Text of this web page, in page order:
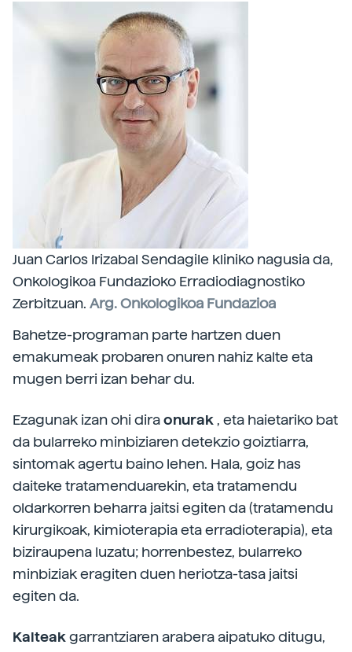
Juan Carlos Irizabal Sendagile kliniko nagusia da,
Onkologikoa Fundazioko Erradiodiagnostiko
Zerbitzuan. Arg. Onkologikoa Fundazioa
Bahetze-programan parte hartzen duen
emakumeak probaren onuren nahiz kalte eta
mugen berri izan behar du.
Ezagunak izan ohi diraonurak , eta haietariko bat
da bularreko minbiziaren detekzio goiztiarra,
sintomak agertu baino lehen. Hala, goiz has
daiteke tratamenduarekin, eta tratamendu
oldarkorren beharra jaitsi egiten da (tratamendu
kirurgikoak, kimioterapia eta erradioterapia), eta
biziraupena luzatu; horrenbestez, bularreko
minbiziak eragiten duen heriotza-tasa jaitsi
egiten da.
Kalteakgarrantziaren arabera aipatuko ditugu,